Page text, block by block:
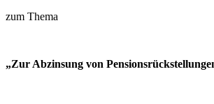
zum Thema
„Zur Abzinsung von